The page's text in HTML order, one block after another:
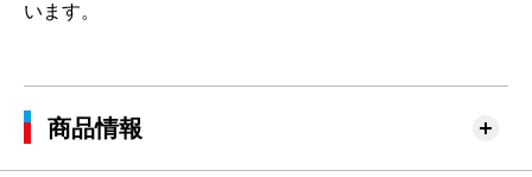
います。
商品情報